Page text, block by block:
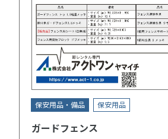
保安用品・備品 保安用品
ガードフェンス